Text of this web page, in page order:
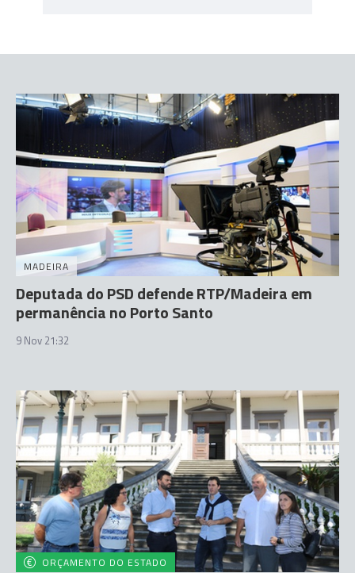
MADEIRA
Deputada do PSD defende RTP/Madeira em
permanência no Porto Santo
9 Nov 21:32
ORÇAMENTO DO ESTADO